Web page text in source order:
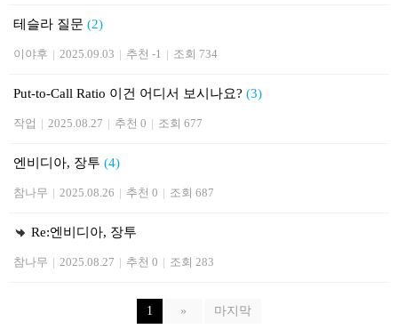
테슬라 질문 (2)
이야후 | 2025.09.03 | 추천 -1 | 조회 734
Put-to-Call Ratio 이건 어디서 보시나요? (3)
작업 | 2025.08.27 | 추천 0 | 조회 677
엔비디아, 장투 (4)
참나무 | 2025.08.26 | 추천 0 | 조회 687
Re:엔비디아, 장투
참나무 | 2025.08.27 | 추천 0 | 조회 283
1 » 마지막